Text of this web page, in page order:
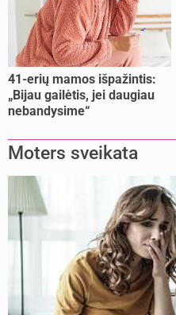
41-erių mamos išpažintis:
„Bijau gailėtis, jei daugiau
nebandysime“
Moters sveikata